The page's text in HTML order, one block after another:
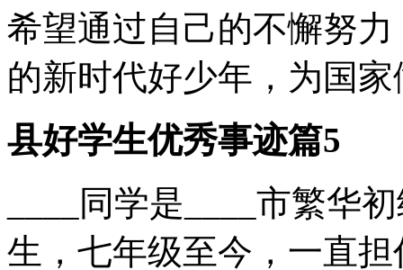
希望通过自己的不懈努
的新时代好少年，为国
县好学生优秀事迹篇5
____同学是____市繁华
生，七年级至今，一直